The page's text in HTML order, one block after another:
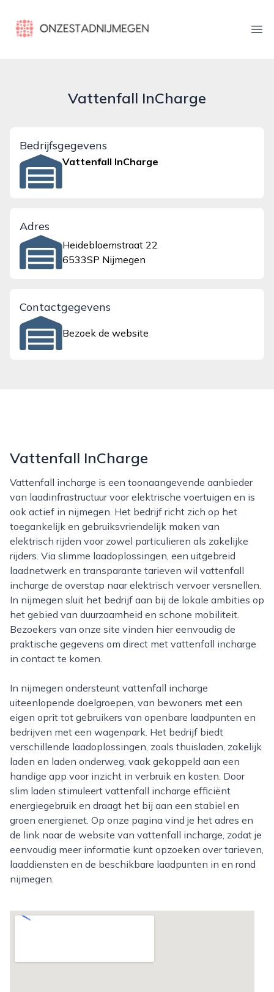
onzestadnijmegen.nl
Vattenfall InCharge
Bedrijfsgegevens
Vattenfall InCharge
Adres
Heidebloemstraat 22
6533SP Nijmegen
Contactgegevens
Bezoek de website
Vattenfall InCharge
Vattenfall incharge is een toonaangevende aanbieder
van laadinfrastructuur voor elektrische voertuigen en is
ook actief in nijmegen. Het bedrijf richt zich op het
toegankelijk en gebruiksvriendelijk maken van
elektrisch rijden voor zowel particulieren als zakelijke
rijders. Via slimme laadoplossingen, een uitgebreid
laadnetwerk en transparante tarieven wil vattenfall
incharge de overstap naar elektrisch vervoer versnellen.
In nijmegen sluit het bedrijf aan bij de lokale ambities op
het gebied van duurzaamheid en schone mobiliteit.
Bezoekers van onze site vinden hier eenvoudig de
praktische gegevens om direct met vattenfall incharge
in contact te komen.
In nijmegen ondersteunt vattenfall incharge
uiteenlopende doelgroepen, van bewoners met een
eigen oprit tot gebruikers van openbare laadpunten en
bedrijven met een wagenpark. Het bedrijf biedt
verschillende laadoplossingen, zoals thuisladen, zakelijk
laden en laden onderweg, vaak gekoppeld aan een
handige app voor inzicht in verbruik en kosten. Door
slim laden stimuleert vattenfall incharge efficiënt
energiegebruik en draagt het bij aan een stabiel en
groen energienet. Op onze pagina vind je het adres en
de link naar de website van vattenfall incharge, zodat je
eenvoudig meer informatie kunt opzoeken over tarieven,
laaddiensten en de beschikbare laadpunten in en rond
nijmegen.